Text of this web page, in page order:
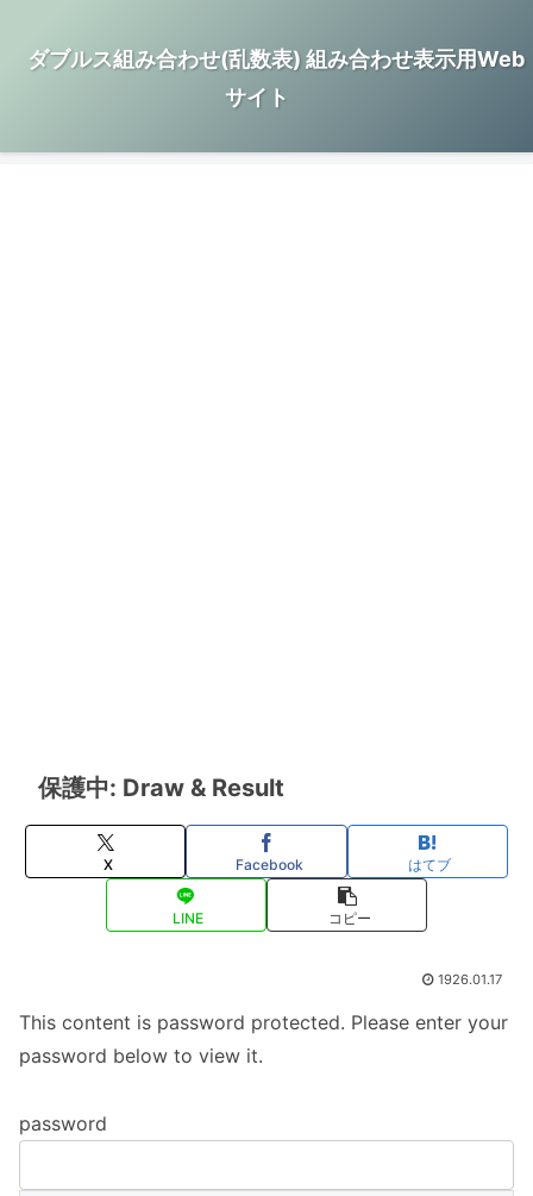
ダブルス組み合わせ(乱数表) 組み合わせ表示用Web
サイト
保護中: Draw & Result
X Facebook はてブ
LINE コピー
1926.01.17
This content is password protected. Please enter your
password below to view it.
password